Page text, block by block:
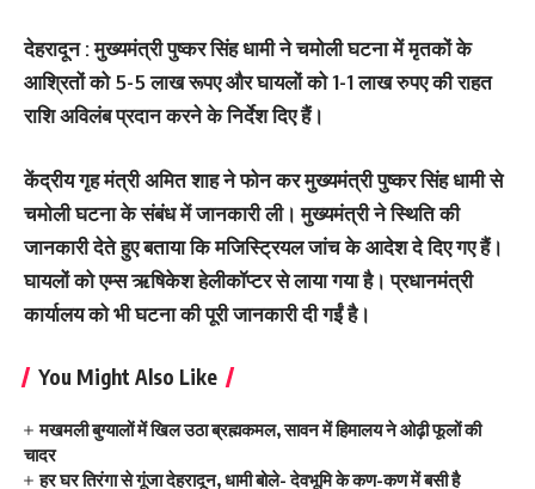
देहरादून : मुख्यमंत्री पुष्कर सिंह धामी ने चमोली घटना में मृतकों के
आश्रितों को 5-5 लाख रूपए और घायलों को 1-1 लाख रुपए की राहत
राशि अविलंब प्रदान करने के निर्देश दिए हैं।
केंद्रीय गृह मंत्री अमित शाह ने फोन कर मुख्यमंत्री पुष्कर सिंह धामी से
चमोली घटना के संबंध में जानकारी ली। मुख्यमंत्री ने स्थिति की
जानकारी देते हुए बताया कि मजिस्ट्रियल जांच के आदेश दे दिए गए हैं।
घायलों को एम्स ऋषिकेश हेलीकॉप्टर से लाया गया है। प्रधानमंत्री
कार्यालय को भी घटना की पूरी जानकारी दी गईं है।
You Might Also Like
मखमली बुग्यालों में खिल उठा ब्रह्मकमल, सावन में हिमालय ने ओढ़ी फूलों की
चादर
हर घर तिरंगा से गूंजा देहरादून, धामी बोले- देवभूमि के कण-कण में बसी है